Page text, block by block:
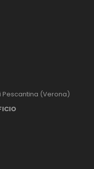
Pescantina (Verona)